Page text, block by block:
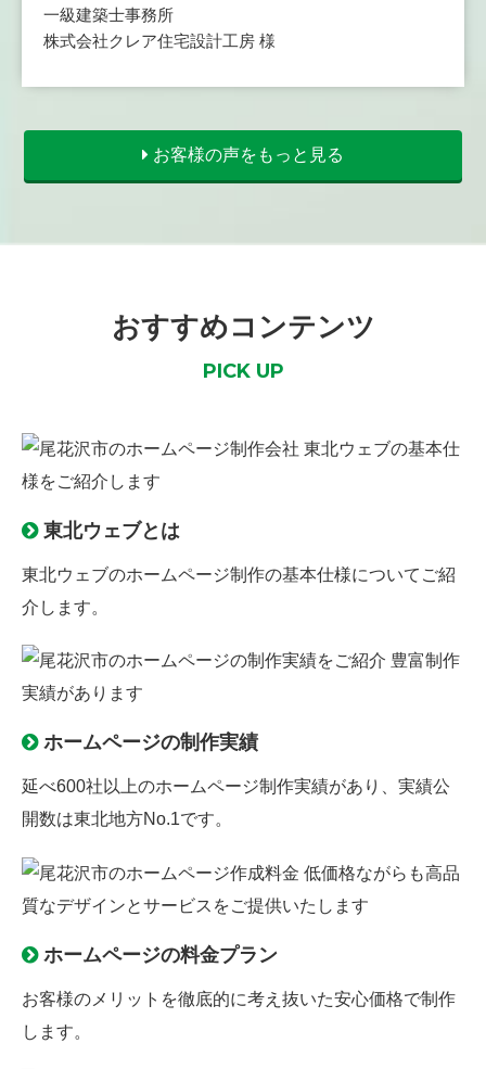
一級建築士事務所
株式会社クレア住宅設計工房 様
お客様の声をもっと見る
おすすめコンテンツ
PICK UP
東北ウェブとは
東北ウェブのホームページ制作の基本仕様についてご紹
介します。
ホームページの制作実績
延べ600社以上のホームページ制作実績があり、実績公
開数は東北地方No.1です。
ホームページの料金プラン
お客様のメリットを徹底的に考え抜いた安心価格で制作
します。